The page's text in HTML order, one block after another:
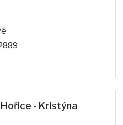
- Kristýna